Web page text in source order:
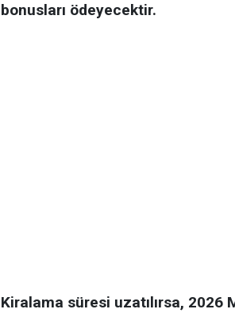
bonusları ödeyecektir.
Kiralama süresi uzatılırsa,